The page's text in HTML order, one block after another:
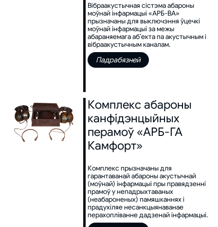
Вібраакустычная сістэма абароны
моўнай інфармацыі «АРБ-ВА»
прызначаны для выключэння ўцечкі
моўнай інфармацыі за межы
абараняемага аб’екта па акустычным і
вібраакустычным каналам.
Падрабязней
Комплекс абароны
канфідэнцыйных
перамоў «АРБ-ГА
Камфорт»
Комплекс прызначаны для
гарантаванай абароны акустычнай
(моўнай) інфармацыі пры правядзенні
прамоў у непадрыхтаваных
(неабароненых) памяшканнях і
прадухіляе несанкцыянаванае
перахопліванне дадзенай інфармацыі.